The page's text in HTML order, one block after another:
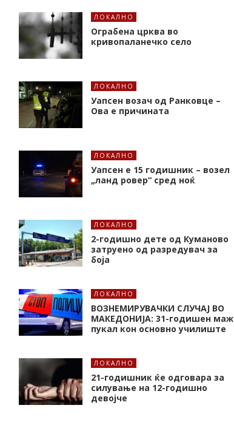
ЛОКАЛНО
Ограбена црква во
кривопаланечко село
ЛОКАЛНО
Уапсен возач од Ранковце –
Ова е причината
ЛОКАЛНО
Уапсен е 15 годишник – возел
„ланд ровер“ сред ноќ
ЛОКАЛНО
2-годишно дете од Куманово
затруено од разредувач за
боја
ЛОКАЛНО
ВОЗНЕМИРУВАЧКИ СЛУЧАЈ ВО
МАКЕДОНИЈА: 31-годишен маж
пукал кон основнo училиште
ЛОКАЛНО
21-годишник ќе одговара за
силување на 12-годишно
девојче